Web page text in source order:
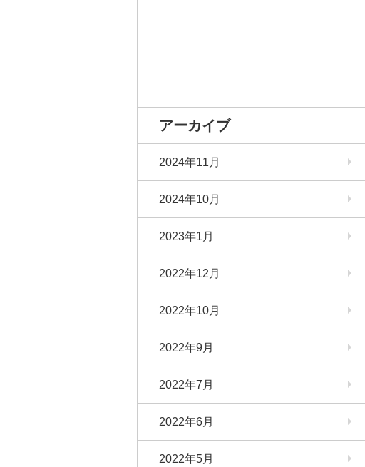
アーカイブ
2024年11月
2024年10月
2023年1月
2022年12月
2022年10月
2022年9月
2022年7月
2022年6月
2022年5月